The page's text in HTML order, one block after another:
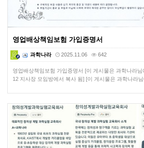
영업배상책임보험 가입증명서
과학나라 2025.11.06 642
영업배상책임보험 가입증명서 [이 게시물은 과학나라
12 지사장 모임방에서 복사 됨] [이 게시물은 과학나라